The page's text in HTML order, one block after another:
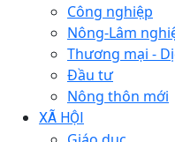
Công nghiệp
Nông-Lâm
Thương mại -
Đầu tư
Nông thôn mới
XÃ HỘI